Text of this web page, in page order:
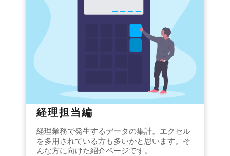
経理担当編
経理業務で発生するデータの集計。エクセル
を多用されている方も多いかと思います。そ
んな方に向けた紹介ページです。